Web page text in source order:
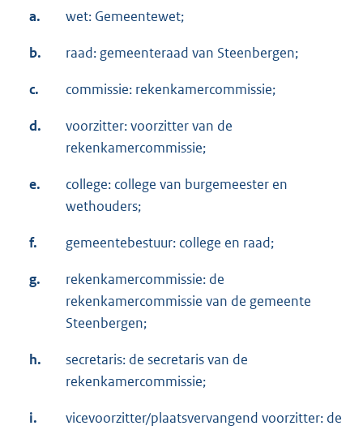
a. wet: Gemeentewet;
b. raad: gemeenteraad van Steenbergen;
c. commissie: rekenkamercommissie;
d.
voorzitter: voorzitter van de
rekenkamercommissie;
e.
college: college van burgemeester en
wethouders;
f. gemeentebestuur: college en raad;
g.
rekenkamercommissie: de
rekenkamercommissie van de gemeente
Steenbergen;
h.
secretaris: de secretaris van de
rekenkamercommissie;
i.
vicevoorzitter/plaatsvervangend voorzitter: de